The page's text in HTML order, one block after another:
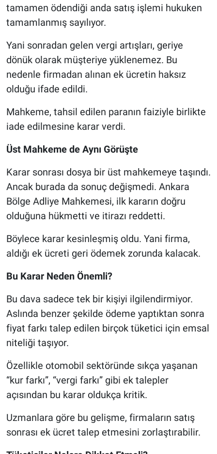
tamamen ödendiği anda satış işlemi hukuken
tamamlanmış sayılıyor.
Yani sonradan gelen vergi artışları, geriye
dönük olarak müşteriye yüklenemez. Bu
nedenle firmadan alınan ek ücretin haksız
olduğu ifade edildi.
Mahkeme, tahsil edilen paranın faiziyle birlikte
iade edilmesine karar verdi.
Üst Mahkeme de Aynı Görüşte
Karar sonrası dosya bir üst mahkemeye taşındı.
Ancak burada da sonuç değişmedi. Ankara
Bölge Adliye Mahkemesi, ilk kararın doğru
olduğuna hükmetti ve itirazı reddetti.
Böylece karar kesinleşmiş oldu. Yani firma,
aldığı ek ücreti geri ödemek zorunda kalacak.
Bu Karar Neden Önemli?
Bu dava sadece tek bir kişiyi ilgilendirmiyor.
Aslında benzer şekilde ödeme yaptıktan sonra
fiyat farkı talep edilen birçok tüketici için emsal
niteliği taşıyor.
Özellikle otomobil sektöründe sıkça yaşanan
“kur farkı”, “vergi farkı” gibi ek talepler
açısından bu karar oldukça kritik.
Uzmanlara göre bu gelişme, firmaların satış
sonrası ek ücret talep etmesini zorlaştırabilir.